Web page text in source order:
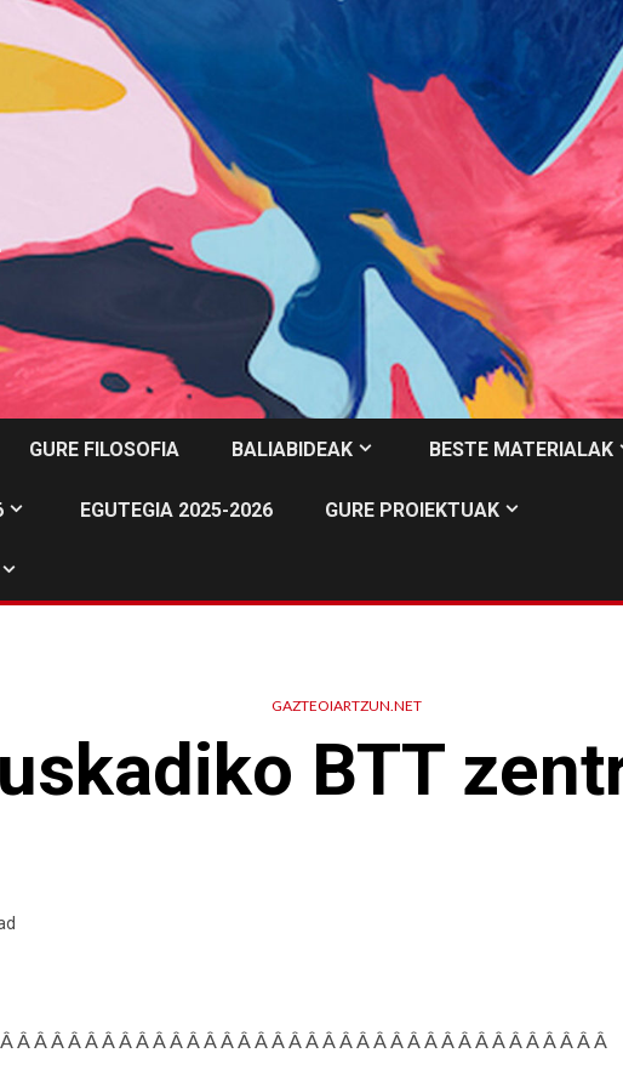
GURE FILOSOFIA BALIABIDEAK BESTE MATERIALAK
EGUTEGIA 2025-2026 GURE PROIEKTUAK
GAZTEOIARTZUN.NET
BTT
Â Â Â Â Â Â Â Â Â Â Â Â Â Â Â Â Â Â Â Â Â Â Â Â Â Â Â Â Â Â Â Â Â Â Â